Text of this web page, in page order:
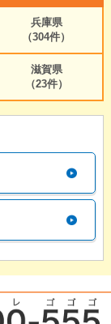
兵庫県
（304件）
滋賀県
（23件）